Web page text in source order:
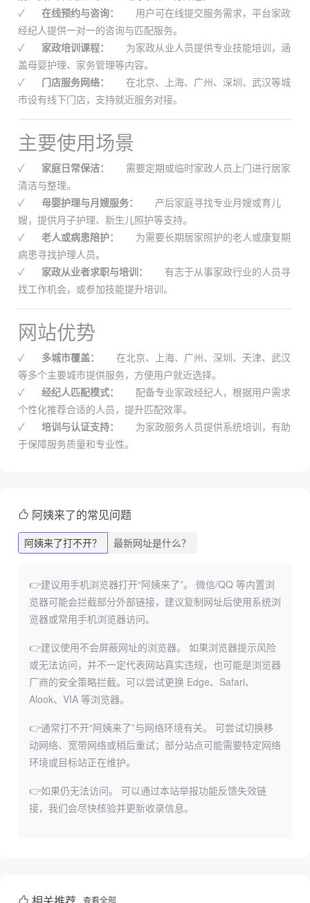
✓
在线预约与咨询：
用户可在线提交服务需求，平台家政
经纪人提供一对一的咨询与匹配服务。
✓
家政培训课程：
为家政从业人员提供专业技能培训，涵
盖母婴护理、家务管理等内容。
✓
门店服务网络：
在北京、上海、广州、深圳、武汉等城
市设有线下门店，支持就近服务对接。
主要使用场景
✓ 家庭日常保洁：
需要定期或临时家政人员上门进行居家
清洁与整理。
✓
母婴护理与月嫂服务：
产后家庭寻找专业月嫂或育儿
嫂，提供月子护理、新生儿照护等支持。
✓
老人或病患陪护：
为需要长期居家照护的老人或康复期
病患寻找护理人员。
✓
家政从业者求职与培训：
有志于从事家政行业的人员寻
找工作机会，或参加技能提升培训。
网站优势
✓ 多城市覆盖：
在北京、上海、广州、深圳、天津、武汉
等多个主要城市提供服务，方便用户就近选择。
✓
经纪人匹配模式：
配备专业家政经纪人，根据用户需求
个性化推荐合适的人员，提升匹配效率。
✓
培训与认证支持：
为家政服务人员提供系统培训，有助
于保障服务质量和专业性。
阿姨来了的常见问题
阿姨来了打不开？ 最新网址是什么？
👉建议用手机浏览器打开“阿姨来了”。
微信/QQ 等内置浏
览器可能会拦截部分外部链接，建议复制网址后使用系统浏
览器或常用手机浏览器访问。
👉建议使用不会屏蔽网址的浏览器。
如果浏览器提示风险
或无法访问，并不一定代表网站真实违规，也可能是浏览器
厂商的安全策略拦截。可以尝试更换 Edge、Safari、
Alook、VIA 等浏览器。
👉通常打不开“阿姨来了”与网络环境有关。
可尝试切换移
动网络、宽带网络或稍后重试；部分站点可能需要特定网络
环境或目标站正在维护。
👉如果仍无法访问。
可以通过本站举报功能反馈失效链
接，我们会尽快核验并更新收录信息。
查看全部